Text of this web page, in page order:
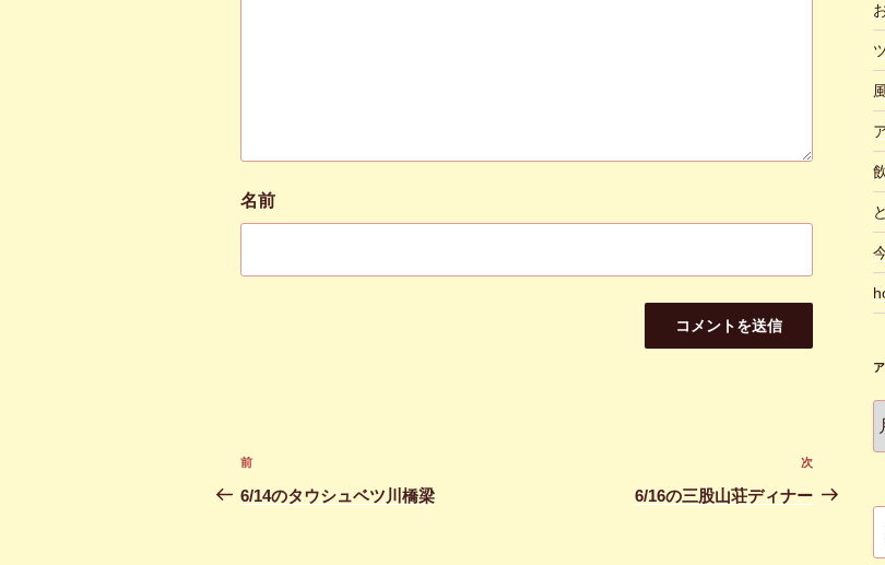
名前
投
稿
前
の
前
6/14のタウシュベツ川橋梁
次
の
次
6/16の三股山荘ディナー
ー